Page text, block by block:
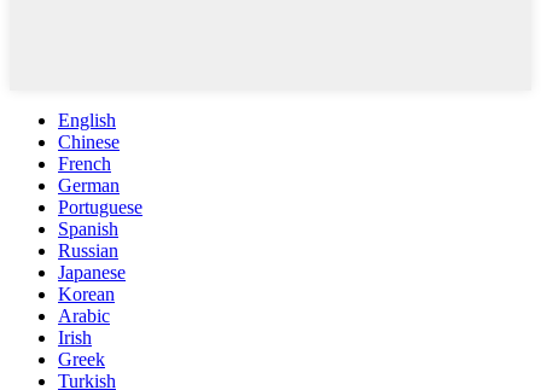
English
Chinese
French
German
Portuguese
Spanish
Russian
Japanese
Korean
Arabic
Irish
Greek
Turkish